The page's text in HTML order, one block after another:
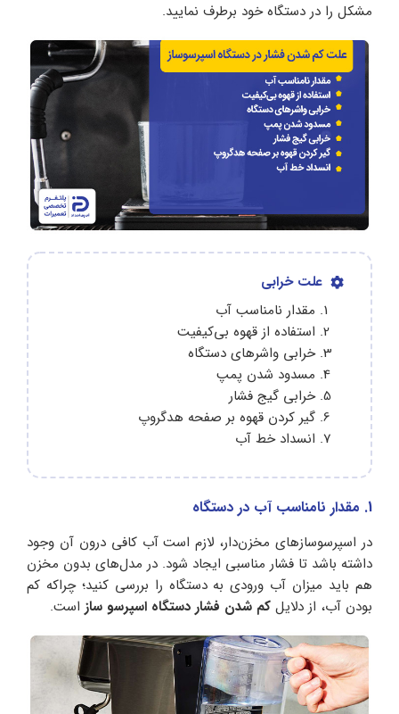
مشکل را در دستگاه خود برطرف نمایید.
علت خرابی
مقدار نامناسب آب
استفاده از قهوه بی‌کیفیت
خرابی واشرهای دستگاه
مسدود شدن پمپ
خرابی گیج فشار
گیر کردن قهوه بر صفحه هدگروپ
انسداد خط آب
1. مقدار نامناسب آب در دستگاه
در اسپرسوسازهای مخزن‌دار، لازم است آب کافی درون آن وجود
داشته باشد تا فشار مناسبی ایجاد شود. در مدل‌های بدون مخزن
هم باید میزان آب ورودی به دستگاه را بررسی کنید؛ چراکه کم
بودن آب، از دلایل کم شدن فشار دستگاه اسپرسو ساز است.